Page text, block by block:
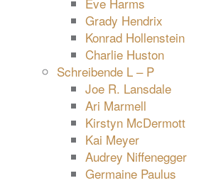
Grady Hendrix
Konrad Hollenstein
Charlie Huston
Schreibende L – P
Joe R. Lansdale
Ari Marmell
Kirstyn McDermott
Kai Meyer
Audrey Niffenegger
Germaine Paulus